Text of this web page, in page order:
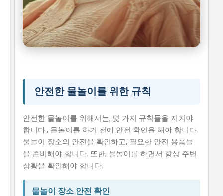
안전한 물놀이를 위한 규칙
안전한 물놀이를 위해서는, 몇 가지 규칙들을 지켜야
합니다., 물놀이를 하기 전에 안전 확인을 해야 합니다.
물놀이 장소의 안전을 확인하고, 필요한 안전 용품들
을 준비해야 합니다. 또한, 물놀이를 하면서 항상 주변
상황을 확인해야 합니다.
물놀이 장소 안전 확인